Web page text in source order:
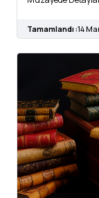
Tamamlandı :14